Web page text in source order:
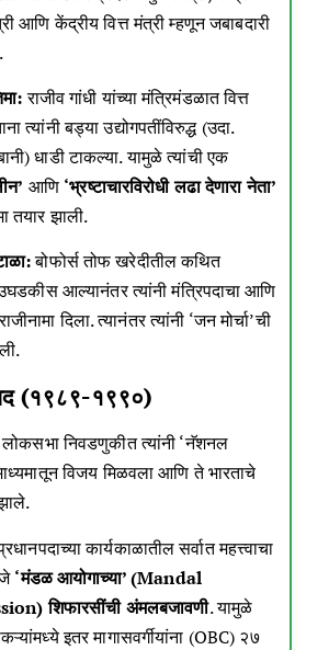
आणि केंद्रीय वित्त मंत्री म्हणून जबाबदारी
राजीव गांधी यांच्या मंत्रिमंडळात वित्त
त्यांनी बड्या उद्योगपतींविरुद्ध (उदा.
धाडी टाकल्या. यामुळे त्यांची एक
आणि ‘भ्रष्टाचारविरोधी लढा देणारा नेता’
तयार झाली.
बोफोर्स तोफ खरेदीतील कथित
आल्यानंतर त्यांनी मंत्रिपदाचा आणि
दिला. त्यानंतर त्यांनी ‘जन मोर्चा’ची
(१९८९-१९९०)
निवडणुकीत त्यांनी ‘नॅशनल
विजय मिळवला आणि ते भारताचे
कार्यकाळातील सर्वात महत्त्वाचा
‘मंडळ आयोगाच्या’ (Mandal
शिफारसींची अंमलबजावणी. यामुळे
इतर मागासवर्गीयांना (OBC) २७